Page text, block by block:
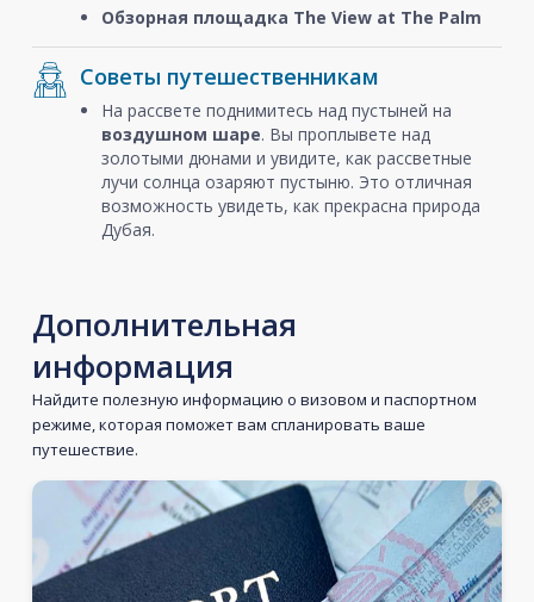
Обзорная площадка The View at The Palm
Советы путешественникам
На рассвете поднимитесь над пустыней на
воздушном шаре. Вы проплывете над
золотыми дюнами и увидите, как рассветные
лучи солнца озаряют пустыню. Это отличная
возможность увидеть, как прекрасна природа
Дубая.
Дополнительная
информация
Найдите полезную информацию о визовом и паспортном
режиме, которая поможет вам спланировать ваше
путешествие.